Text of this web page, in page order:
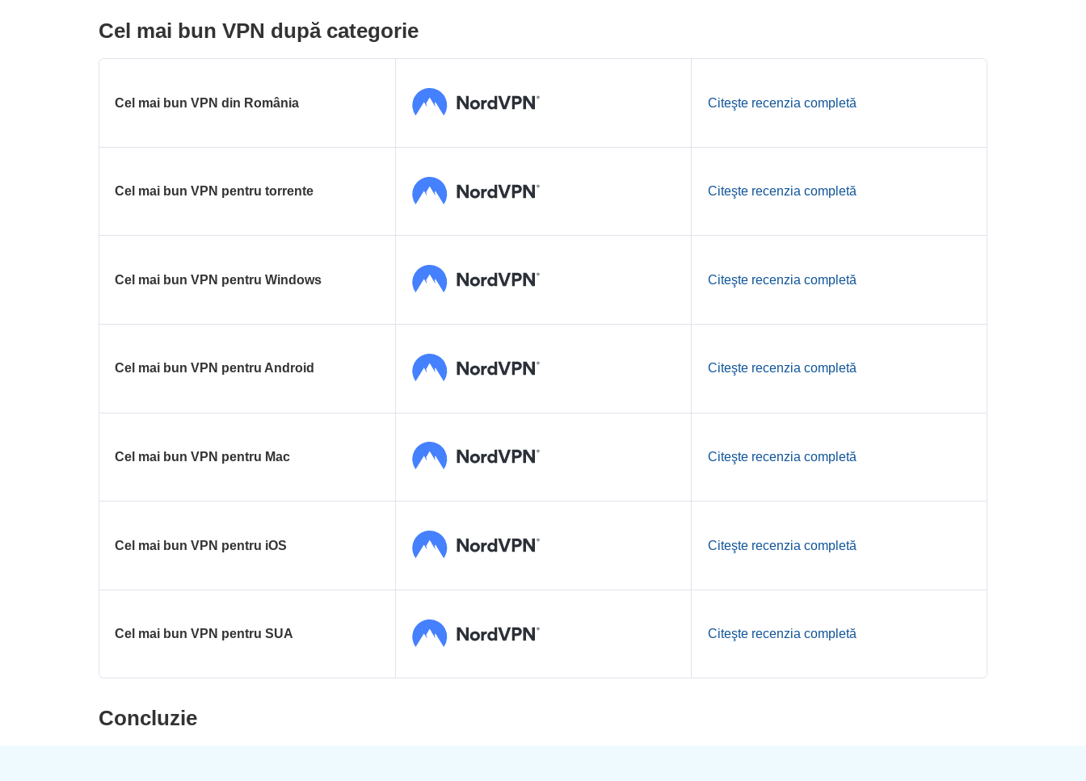
Cel mai bun VPN după categorie
Cel mai bun VPN din România Citeşte recenzia completă
Cel mai bun VPN pentru torrente Citeşte recenzia completă
Cel mai bun VPN pentru Windows Citeşte recenzia completă
Cel mai bun VPN pentru Android Citeşte recenzia completă
Cel mai bun VPN pentru Mac Citeşte recenzia completă
Cel mai bun VPN pentru iOS Citeşte recenzia completă
Cel mai bun VPN pentru SUA Citeşte recenzia completă
Concluzie